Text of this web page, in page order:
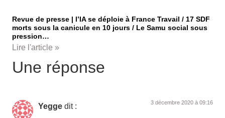
Revue de presse | l’IA se déploie à France Travail / 17 SDF
morts sous la canicule en 10 jours / Le Samu social sous
pression…
Lire l'article »
Une réponse
Yegge dit : 3 décembre 2020 à 09:16